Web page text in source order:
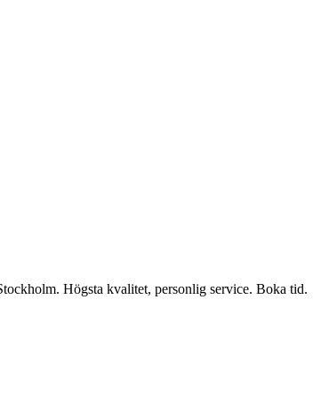
Högsta kvalitet, personlig service. Boka tid.